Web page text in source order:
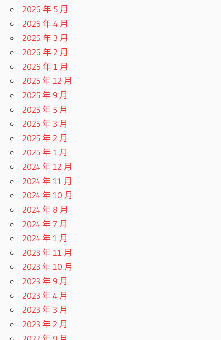
2026 年 5 月
2026 年 4 月
2026 年 3 月
2026 年 2 月
2026 年 1 月
2025 年 12 月
2025 年 9 月
2025 年 5 月
2025 年 3 月
2025 年 2 月
2025 年 1 月
2024 年 12 月
2024 年 11 月
2024 年 10 月
2024 年 8 月
2024 年 7 月
2024 年 1 月
2023 年 11 月
2023 年 10 月
2023 年 9 月
2023 年 4 月
2023 年 3 月
2023 年 2 月